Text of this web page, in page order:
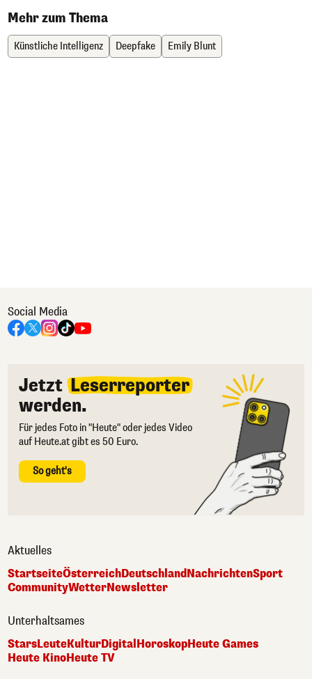
Mehr zum Thema
Künstliche Intelligenz Deepfake Emily Blunt
Social Media
Jetzt Leserreporter
werden.
Für jedes Foto in "Heute" oder jedes Video
auf Heute.at gibt es 50 Euro.
So geht's
Aktuelles
StartseiteÖsterreichDeutschlandNachrichtenSport
CommunityWetterNewsletter
Unterhaltsames
StarsLeuteKulturDigitalHoroskopHeute Games
Heute KinoHeute TV